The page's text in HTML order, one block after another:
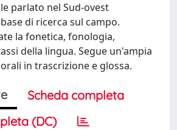
parlato nel Sud-ovest
di ricerca sul campo.
la fonetica, fonologia,
della lingua. Segue un'ampia
in trascrizione e glossa.
Scheda completa
(DC)